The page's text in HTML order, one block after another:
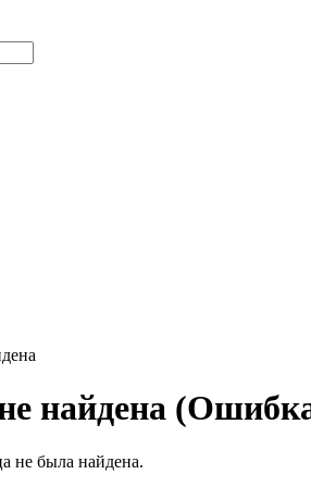
найдена
не была найдена.